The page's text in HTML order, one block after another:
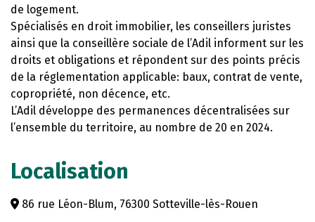
de logement.
Spécialisés en droit immobilier, les conseillers juristes
ainsi que la conseillère sociale de l’Adil informent sur les
droits et obligations et répondent sur des points précis
de la réglementation applicable: baux, contrat de vente,
copropriété, non décence, etc.
L’Adil développe des permanences décentralisées sur
l’ensemble du territoire, au nombre de 20 en 2024.
Localisation
86 rue Léon-Blum, 76300 Sotteville-lès-Rouen